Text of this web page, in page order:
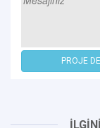
PROJE